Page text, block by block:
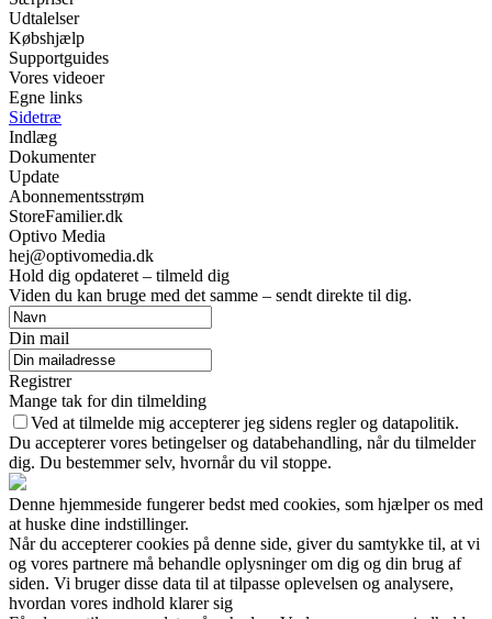
Udtalelser
Købshjælp
Supportguides
Vores videoer
Egne links
Sidetræ
Indlæg
Dokumenter
Update
Abonnementsstrøm
StoreFamilier.dk
Optivo Media
hej@optivomedia.dk
Hold dig opdateret – tilmeld dig
Viden du kan bruge med det samme – sendt direkte til dig.
Din mail
Registrer
Mange tak for din tilmelding
Ved at tilmelde mig accepterer jeg sidens regler og datapolitik.
Du accepterer vores betingelser og databehandling, når du tilmelder
dig. Du bestemmer selv, hvornår du vil stoppe.
Denne hjemmeside fungerer bedst med cookies, som hjælper os med
at huske dine indstillinger.
Når du accepterer cookies på denne side, giver du samtykke til, at vi
og vores partnere må behandle oplysninger om dig og din brug af
siden. Vi bruger disse data til at tilpasse oplevelsen og analysere,
hvordan vores indhold klarer sig